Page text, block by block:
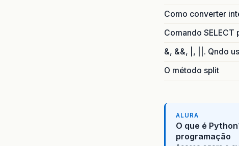
Como converter
Comando SELECT
&, &&, |, ||. Qndo
O método split
ALURA
O que é
programação